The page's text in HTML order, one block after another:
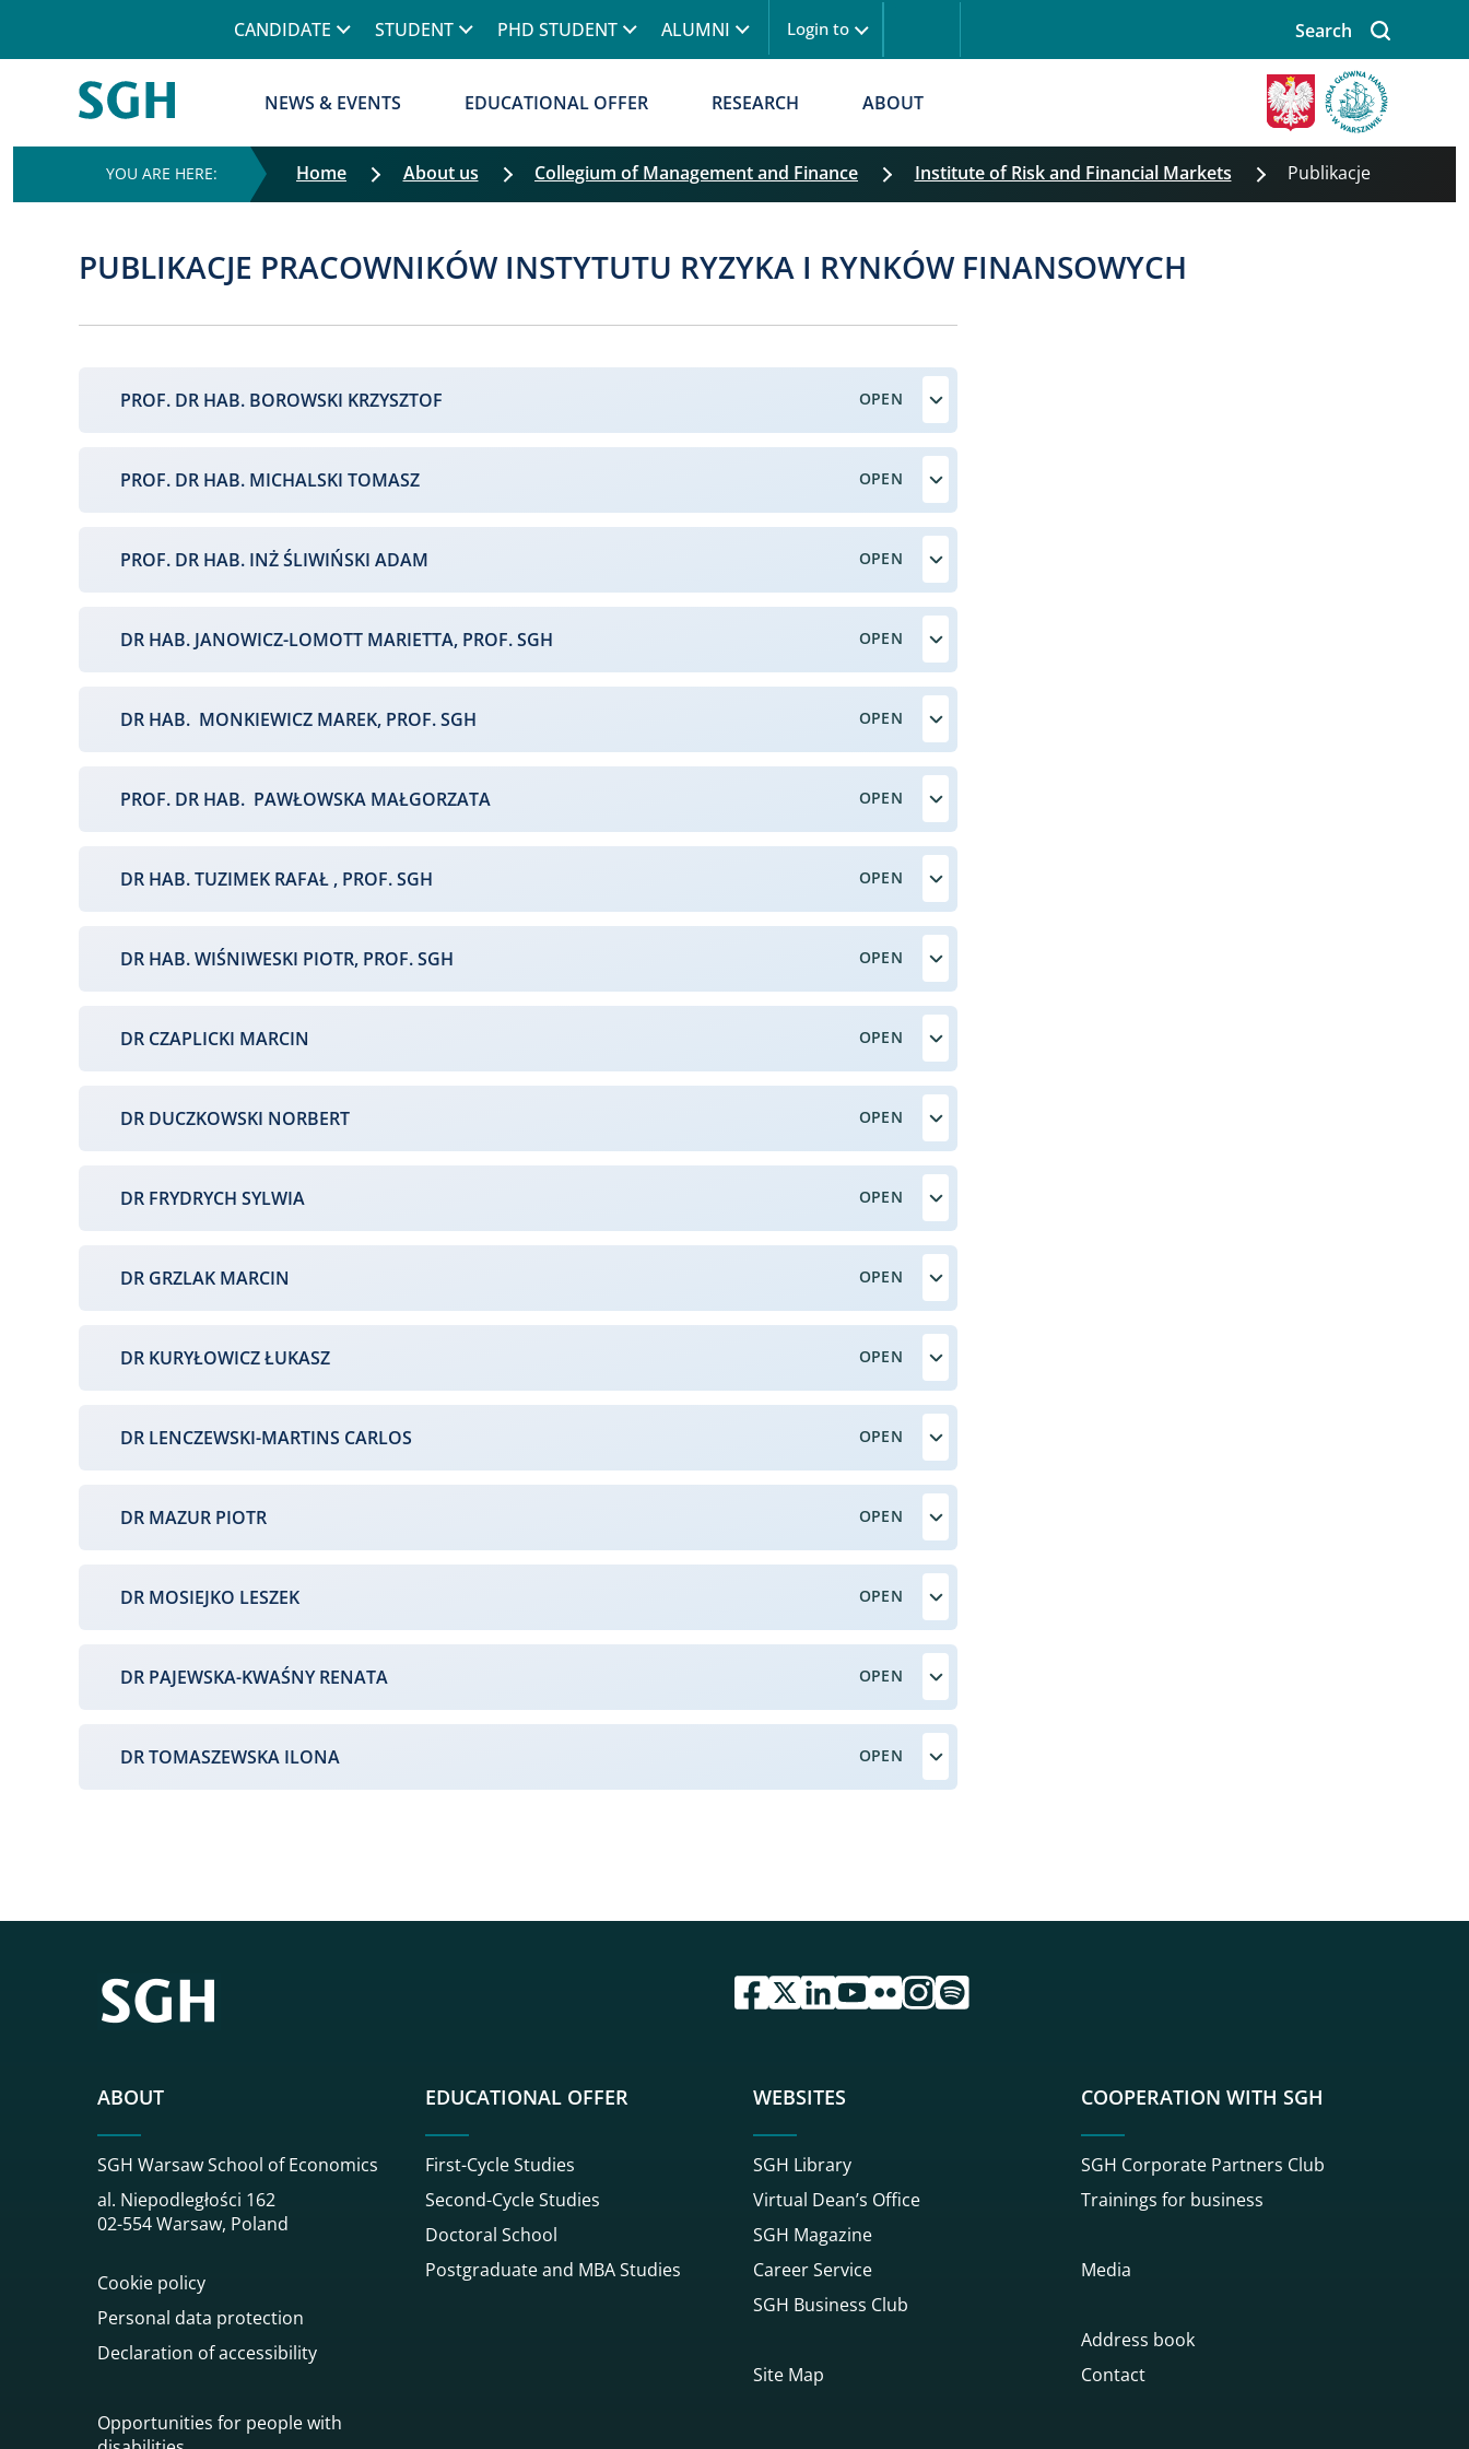
CANDIDATE STUDENT PHD STUDENT ALUMNI Login to Search
NEWS & EVENTS EDUCATIONAL OFFER RESEARCH ABOUT
Home About us Collegium of Management and Finance Institute of Risk and Financial Markets Publikacje
PUBLIKACJE PRACOWNIKÓW INSTYTUTU RYZYKA I RYNKÓW FINANSOWYCH
PROF. DR HAB. BOROWSKI KRZYSZTOF
PROF. DR HAB. MICHALSKI TOMASZ
PROF. DR HAB. INŻ ŚLIWIŃSKI ADAM
DR HAB. JANOWICZ-LOMOTT MARIETTA, PROF. SGH
DR HAB. MONKIEWICZ MAREK, PROF. SGH
PROF. DR HAB. PAWŁOWSKA MAŁGORZATA
DR HAB. TUZIMEK RAFAŁ , PROF. SGH
DR HAB. WIŚNIWESKI PIOTR, PROF. SGH
DR CZAPLICKI MARCIN
DR DUCZKOWSKI NORBERT
DR FRYDRYCH SYLWIA
DR GRZLAK MARCIN
DR KURYŁOWICZ ŁUKASZ
DR LENCZEWSKI-MARTINS CARLOS
DR MAZUR PIOTR
DR MOSIEJKO LESZEK
DR PAJEWSKA-KWAŚNY RENATA
DR TOMASZEWSKA ILONA
przejdź do serwisu facebook sgh
przejdź do serwisu twitter sgh
przejdź do serwisu linkedin sgh
przejdź do serwisu youtube sgh
przejdź do serwisu flickr sgh
przejdź do serwisu instagram sgh
przejdź do serwisu spotify sgh
ABOUT
SGH Warsaw School of Economics
al. Niepodległości 162
02-554 Warsaw, Poland
Cookie policy
Personal data protection
Declaration of accessibility
Opportunities for people with
EDUCATIONAL OFFER
First-Cycle Studies
Second-Cycle Studies
Doctoral School
Postgraduate and MBA Studies
WEBSITES
SGH Library
Virtual Dean’s Office
SGH Magazine
Career Service
SGH Business Club
Site Map
COOPERATION WITH SGH
SGH Corporate Partners Club
Trainings for business
Media
Address book
Contact